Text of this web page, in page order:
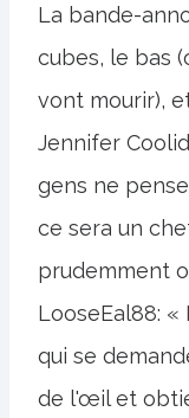
La bande-
cubes, le bas
vont mourir),
Jennifer
gens ne
ce sera un
prudemment
LooseEal88:
qui se
de l'œil et